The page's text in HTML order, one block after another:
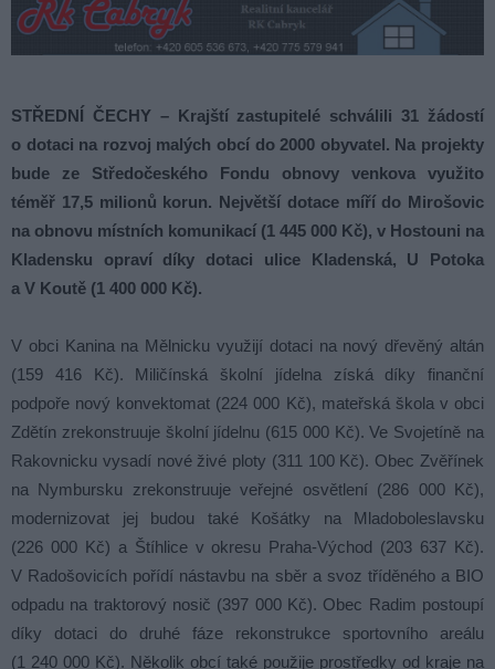
STŘEDNÍ ČECHY – Krajští zastupitelé schválili 31 žádostí
o dotaci na rozvoj malých obcí do 2000 obyvatel. Na projekty
bude ze Středočeského Fondu obnovy venkova využito
téměř 17,5 milionů korun. Největší dotace míří do Mirošovic
na obnovu místních komunikací (1 445 000 Kč), v Hostouni na
Kladensku opraví díky dotaci ulice Kladenská, U Potoka
a V Koutě (1 400 000 Kč).
V obci Kanina na Mělnicku využijí dotaci na nový dřevěný altán
(159 416 Kč). Miličínská školní jídelna získá díky finanční
podpoře nový konvektomat (224 000 Kč), mateřská škola v obci
Zdětín zrekonstruuje školní jídelnu (615 000 Kč). Ve Svojetíně na
Rakovnicku vysadí nové živé ploty (311 100 Kč). Obec Zvěřínek
na Nymbursku zrekonstruuje veřejné osvětlení (286 000 Kč),
modernizovat jej budou také Košátky na Mladoboleslavsku
(226 000 Kč) a Štíhlice v okresu Praha-Východ (203 637 Kč).
V Radošovicích pořídí nástavbu na sběr a svoz tříděného a BIO
odpadu na traktorový nosič (397 000 Kč). Obec Radim postoupí
díky dotaci do druhé fáze rekonstrukce sportovního areálu
(1 240 000 Kč). Několik obcí také použije prostředky od kraje na